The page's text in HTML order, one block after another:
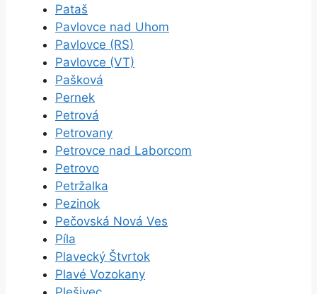
Pataš
Pavlovce nad Uhom
Pavlovce (RS)
Pavlovce (VT)
Pašková
Pernek
Petrová
Petrovany
Petrovce nad Laborcom
Petrovo
Petržalka
Pezinok
Pečovská Nová Ves
Píla
Plavecký Štvrtok
Plavé Vozokany